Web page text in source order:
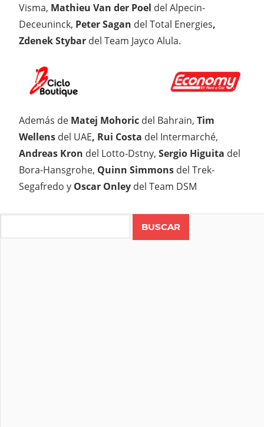
Visma, Mathieu Van der Poel del Alpecin-
Deceuninck, Peter Sagan del Total Energies,
Zdenek Stybar del Team Jayco Alula.
Además de Matej Mohoric del Bahrain, Tim
Wellens del UAE, Rui Costa del Intermarché,
Andreas Kron del Lotto-Dstny, Sergio Higuita del
Bora-Hansgrohe, Quinn Simmons del Trek-
Segafredo y Oscar Onley del Team DSM